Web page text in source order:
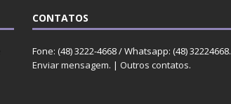
CONTATOS
Fone: (48) 3222-4668 / Whatsapp: (48) 32224668.
Enviar mensagem. | Outros contatos.